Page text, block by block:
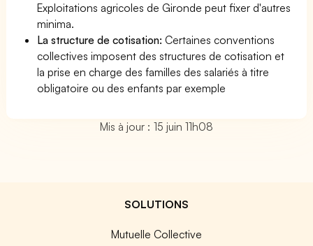
Exploitations agricoles de Gironde peut fixer d'autres
minima.
La structure de cotisation: Certaines conventions
collectives imposent des structures de cotisation et
la prise en charge des familles des salariés à titre
obligatoire ou des enfants par exemple
Mis à jour : 15 juin 11h08
SOLUTIONS
Mutuelle Collective